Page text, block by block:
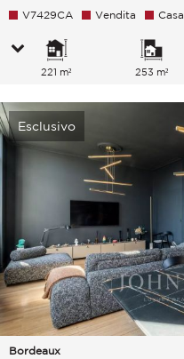
V7429CA Vendita Casa
221 m² 253 m²
Esclusivo
Bordeaux